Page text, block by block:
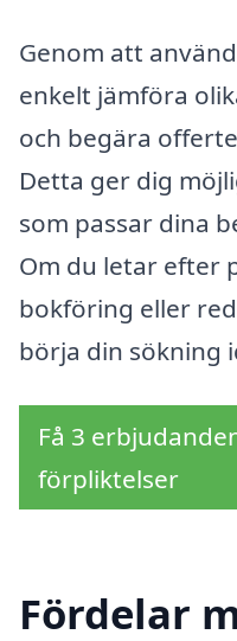
Genom att
enkelt jämföra
och begära
Detta ger dig
som passar dina
Om du letar efter
bokföring eller
börja din sökning
Få 3
förpliktelser
Fördelar